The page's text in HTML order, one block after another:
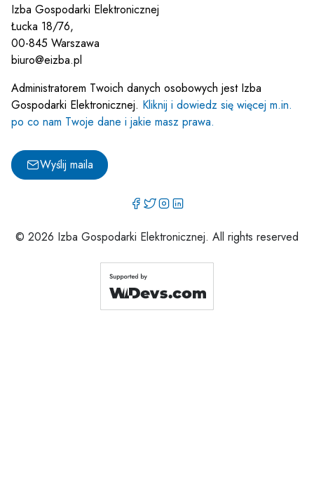
Izba Gospodarki Elektronicznej
Łucka 18/76,
00-845 Warszawa
biuro@eizba.pl
Administratorem Twoich danych osobowych jest Izba
Gospodarki Elektronicznej. Kliknij i dowiedz się więcej m.in.
po co nam Twoje dane i jakie masz prawa.
Wyślij maila
© 2026 Izba Gospodarki Elektronicznej. All rights reserved